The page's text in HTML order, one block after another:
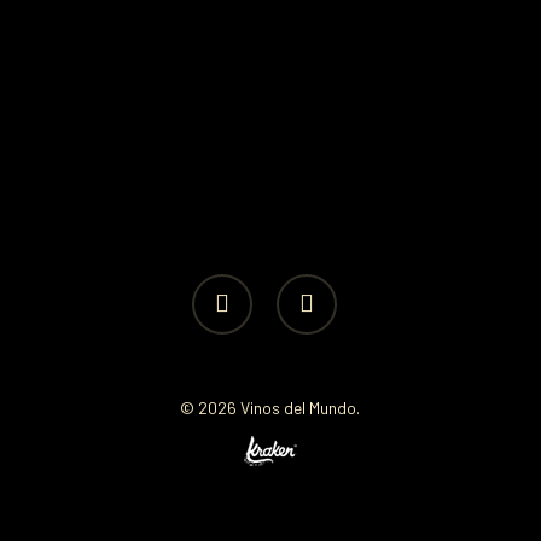
facebook instagram
© 2026 Vinos del Mundo.